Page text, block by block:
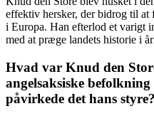
effektiv hersker, der bidrog til at
i Europa. Han efterlod et varigt
med at præge landets historie i
Hvad var Knud den
angelsaksiske
påvirkede det hans styre?